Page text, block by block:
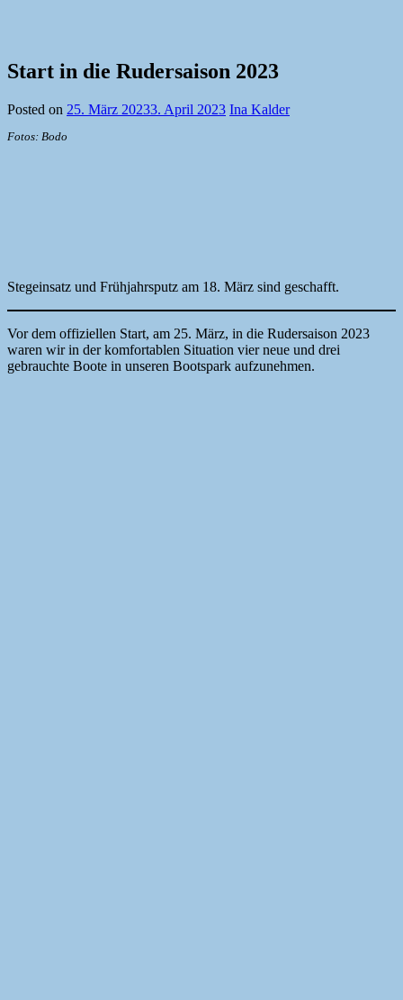
Start in die Rudersaison 2023
Posted on 25. März 20233. April 2023 Ina Kalder
Fotos: Bodo
Stegeinsatz und Frühjahrsputz am 18. März sind geschafft.
Vor dem offiziellen Start, am 25. März, in die Rudersaison 2023
waren wir in der komfortablen Situation vier neue und drei
gebrauchte Boote in unseren Bootspark aufzunehmen.